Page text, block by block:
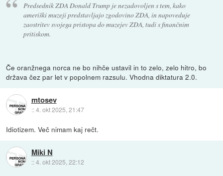
Predsednik ZDA Donald Trump je nezadovoljen s tem, kako
ameriški muzeji predstavljajo zgodovino ZDA, in napoveduje
zaostritev svojega pristopa do muzejev ZDA, tudi s finančnim
pritiskom.
Če oranžnega norca ne bo nihče ustavil in to zelo, zelo hitro, bo
država čez par let v popolnem razsulu. Vhodna diktatura 2.0.
mtosev
::4. okt 2025, 21:47
Idiotizem. Več nimam kaj rečt.
Miki N
::4. okt 2025, 22:12